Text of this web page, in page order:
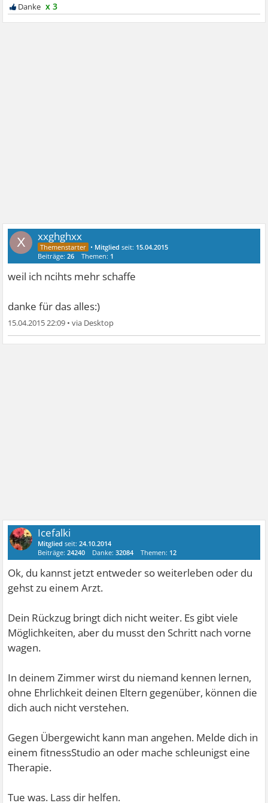
x 3
X xxghghxx
• Mitglied seit: 15.04.2015
Beiträge:26 Themen: 1
weil ich ncihts mehr schaffe
danke für das alles:)
15.04.2015 22:09 •
Icefalki
Mitglied seit:24.10.2014
Beiträge:24240 Danke:32084 Themen: 12
Ok, du kannst jetzt entweder so weiterleben oder du
gehst zu einem Arzt.
Dein Rückzug bringt dich nicht weiter. Es gibt viele
Möglichkeiten, aber du musst den Schritt nach vorne
wagen.
In deinem Zimmer wirst du niemand kennen lernen,
ohne Ehrlichkeit deinen Eltern gegenüber, können die
dich auch nicht verstehen.
Gegen Übergewicht kann man angehen. Melde dich in
einem fitnessStudio an oder mache schleunigst eine
Therapie.
Tue was. Lass dir helfen.